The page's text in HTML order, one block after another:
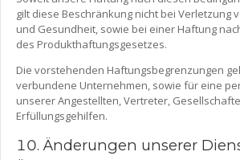
gilt diese Beschränkung nicht bei Verletzung
und Gesundheit, sowie bei einer Haftung
des Produkthaftungsgesetzes.
Die vorstehenden Haftungsbegrenzungen
verbundene Unternehmen, sowie für eine
unserer Angestellten, Vertreter,
Erfüllungsgehilfen.
Änderungen unserer